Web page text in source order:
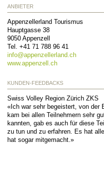
ANBIETER
Appenzellerland Tourismus
Hauptgasse 38
9050 Appenzell
Tel. +41 71 788 96 41
info@appenzellerland.ch
www.appenzell.ch
KUNDEN-FEEDBACKS
Swiss Volley Region Zürich ZKS
«Ich war sehr begeistert, von der
kam bei allen Teilnehmern sehr
kannten, gab es auch für diese
zu tun und zu erfahren. Es hat
hat sogar mitgemacht.»